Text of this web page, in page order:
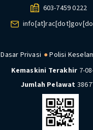
603-7459 0222
Dasar Privasi Polisi
Kemaskini Terakhir 7-
Jumlah Pelawat